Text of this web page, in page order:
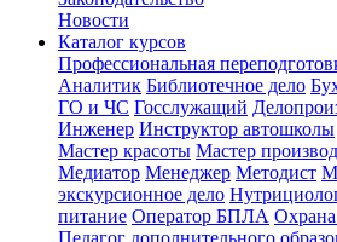
Новости
Каталог курсов
Профессиональная
Аналитик Библиотечное дело
ГО и ЧС Госслужащий
Инженер Инструктор автошколы
Мастер красоты Мастер
Медиатор Менеджер Методист
экскурсионное дело
питание Оператор БПЛА Охрана
Педагог дополнительного